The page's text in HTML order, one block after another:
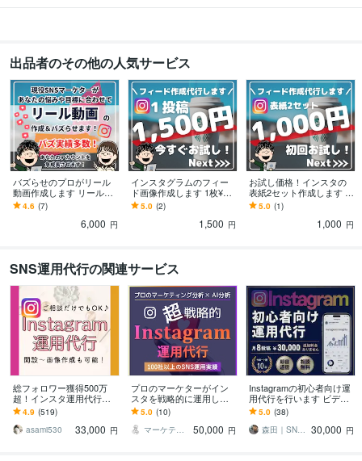
出品者のその他の人気サービス
バズらせのプロがリール
動画作成します リール動
画作成からバズるプロモ
ーションまで担当しま
4.6 (7)
6,000 円
インスタグラムのフィー
ド画像作成します 1枚¥15
00！canva proで作成
5.0 (2)
1,500 円
お試し価格！インスタの
表紙2セット作成します 格
安で作成！あなたのアカ
ウントも宣伝します！
5.0 (1)
1,000 円
SNS運用代行の関連サービス
総フォロワー獲得500万
超！インスタ運用代行し
ます Instagramで集客/売
上UP/収益化を実現！
4.9 (519)
asami530
33,000 円
プロのマーケターがイン
スタを戦略的に運用しま
す 本物の調査・分析力を
駆使してInstagramの効果
を最大化
5.0 (10)
マーケティングドクター
50,000 円
Instagramの初心者向け運
用代行を行います ビデオ
チャットで相談しながら
進める、初心者向けの運
用代行！
5.0 (38)
森田｜SNS×WEB小規模事業パートナー 30,000 円